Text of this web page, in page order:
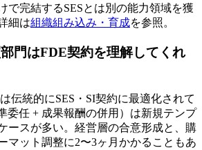
で​完結する​SESとは​別の​能力領域を​獲
細は組織組み込み・育成を参照。
門は​​FDE契約を​​理解してくれ
伝統的に​SES・SI契約に​最適化されて
委任 + 成果報酬の​併用）は​新規テンプ
ースが​多い。​経営層の​合意形成と、​購
マット調整に​2〜3ヶ月かかる​こともあ